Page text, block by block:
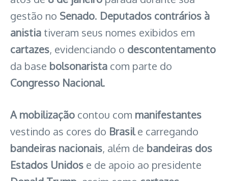
gestão no Senado. Deputados contrários à
anistia tiveram seus nomes exibidos em
cartazes, evidenciando o descontentamento
da base bolsonarista com parte do
Congresso Nacional.
A mobilização contou com manifestantes
vestindo as cores do Brasile carregando
bandeiras nacionais, além de bandeiras dos
Estados Unidos e de apoio ao presidente